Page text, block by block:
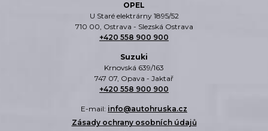
OPEL
U Staré elektrárny 1895/52
710 00, Ostrava - Slezská Ostrava
+420 558 900 900
Suzuki
Krnovská 639/163
747 07, Opava - Jaktař
+420 558 900 900
E-mail: info@autohruska.cz
Zásady ochrany osobních údajů